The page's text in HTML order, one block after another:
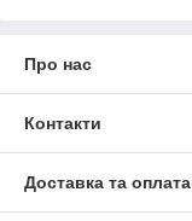
Про нас
Контакти
Доставка та оплата